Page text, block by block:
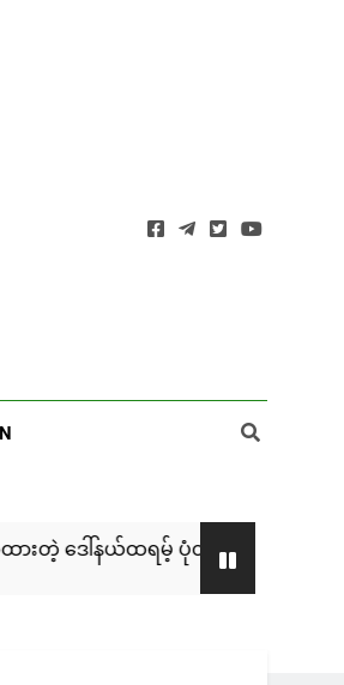
ပုံတူပန်းချီကား ကနေဒါမှာ ဒေါ်လာ ၁,